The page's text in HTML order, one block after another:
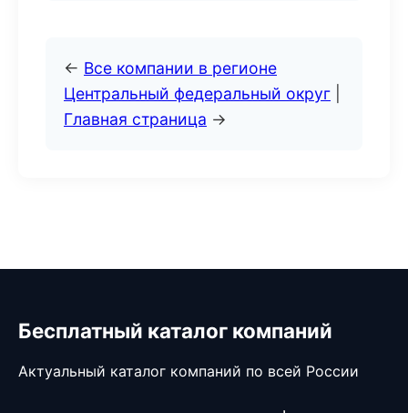
← Все компании в регионе
Центральный федеральный округ
Главная страница →
Бесплатный каталог компаний
Актуальный каталог компаний по всей России